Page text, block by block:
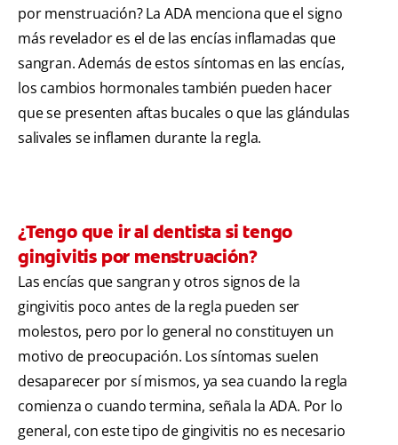
por menstruación? La ADA menciona que el signo
más revelador es el de las encías inflamadas que
sangran. Además de estos síntomas en las encías,
los cambios hormonales también pueden hacer
que se presenten aftas bucales o que las glándulas
salivales se inflamen durante la regla.
¿Tengo que ir al dentista si tengo
gingivitis por menstruación?
Las encías que sangran y otros signos de la
gingivitis poco antes de la regla pueden ser
molestos, pero por lo general no constituyen un
motivo de preocupación. Los síntomas suelen
desaparecer por sí mismos, ya sea cuando la regla
comienza o cuando termina, señala la ADA. Por lo
general, con este tipo de gingivitis no es necesario